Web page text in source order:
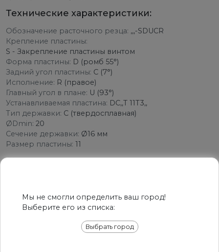
Мы не смогли определить ваш город!
Выберите его из списка:
Выбрать город
Технические характеристики:
Обозначение расточного резца: ,,,-SDUCR
Крепление пластины:
S - Закрепление пластины винтом
Форма пластины: D (ромб 55°)
Задний угол пластины: C (7°)
Исполнение: R (правое)
Главный угол в плане: U (93°)
Устанавливаемая пластина: DC,,T 11T3,,
Тип державки: С (твердосплавная)
ØDmin: 20
Сечение державки: Ø16 мм
Размер пластины: 11
РЕКОМЕДУЕМ